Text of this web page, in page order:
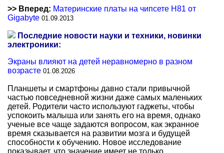
>> Вперед: Материнские платы на чипсете H81 от
Gigabyte 01.09.2013
Последние новости науки и техники, новинки
электроники:
Экраны влияют на детей неравномерно в разном
возрасте 01.08.2026
Планшеты и смартфоны давно стали привычной
частью повседневной жизни даже самых маленьких
детей. Родители часто используют гаджеты, чтобы
успокоить малыша или занять его на время, однако
ученые все чаще задаются вопросом, как экранное
время сказывается на развитии мозга и будущей
способности к обучению. Новое исследование
показывает, что значение имеет не только